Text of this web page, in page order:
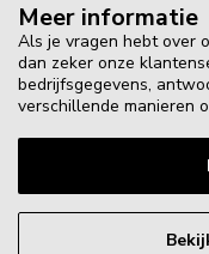
Meer informatie
Als je vragen hebt over
dan zeker onze
bedrijfsgegevens,
verschillende manieren